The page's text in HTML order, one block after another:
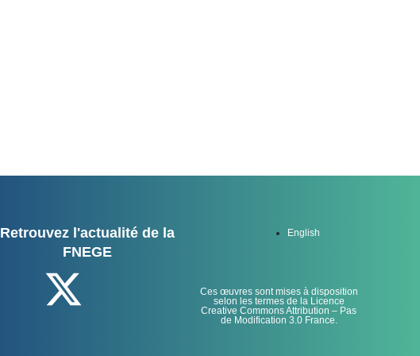
Retrouvez l'actualité de la
FNEGE
English
Ces œuvres sont mises à disposition
selon les termes de la Licence
Creative Commons Attribution – Pas
de Modification 3.0 France.